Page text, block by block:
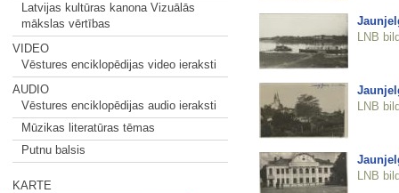
Latvijas kultūras kanona Vizuālās
mākslas vērtības
VIDEO
Vēstures enciklopēdijas video ieraksti
AUDIO
Vēstures enciklopēdijas audio ieraksti
Mūzikas literatūras tēmas
Putnu balsis
KARTE
LNB
LNB
LNB